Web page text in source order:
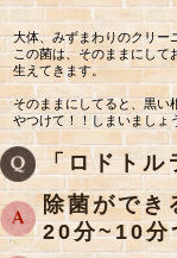
大体、みずまわりのクリー
この菌は、そのままにして
生えてきます。
そのままにしてると、黒い
やつけて！！しまいましょ
「ロドト
除菌ができ
20分~10分